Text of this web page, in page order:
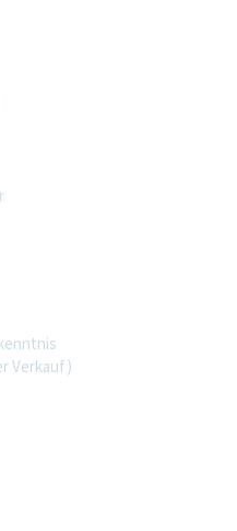
Verkauf)